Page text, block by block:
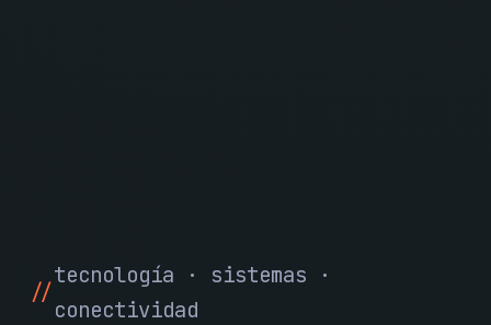
tecnología · sistemas ·
conectividad